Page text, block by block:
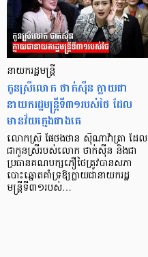
នាយករដ្ឋមន្ត្រី
កូនស្រីលោក ថាក់ស៊ីន ក្លាយជា
នាយករដ្ឋមន្ត្រីទី៣១របស់ថៃ ដែល
មានវ័យក្មេងជាងគេ
លោកស្រី ផែថងថាន ស៊ីណាវ៉ាត្រា ដែល
ជាកូនស្រីរបស់លោក ថាក់ស៊ីន និងជា
ប្រធានគណបក្សភឿថៃត្រូវបានសភា
បោះឆ្នោតគាំទ្រឱ្យក្លាយជានាយករដ្ឋ
មន្ត្រីទី៣១របស់…